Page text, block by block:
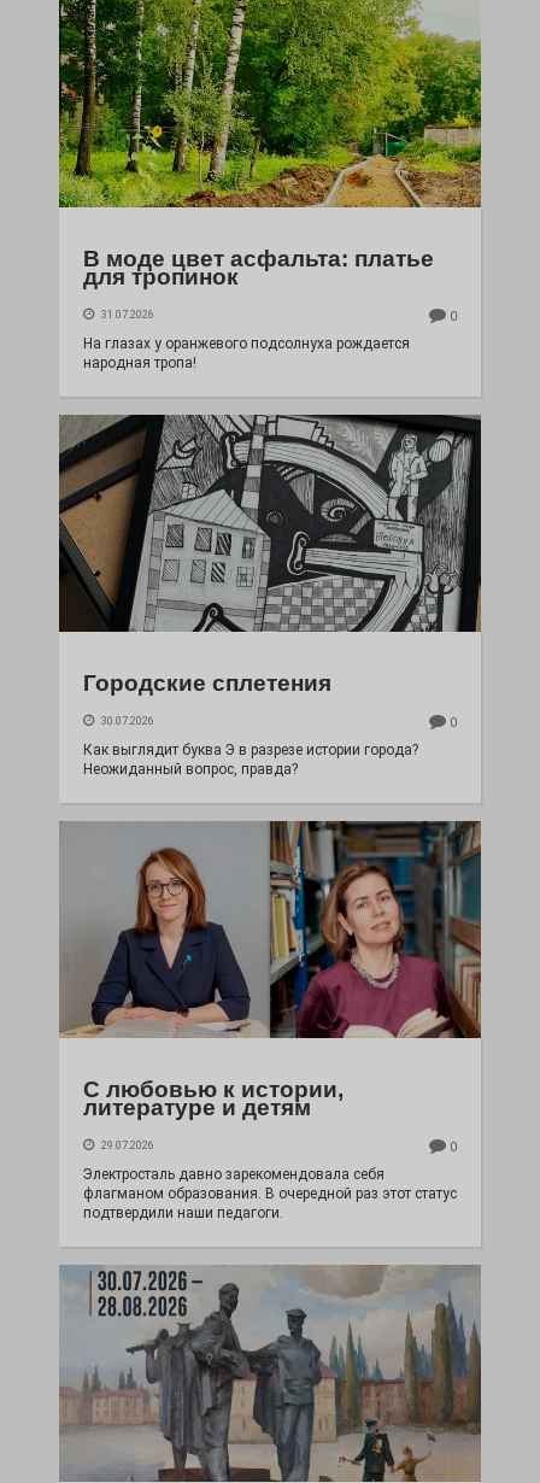
В моде цвет асфальта: платье
для тропинок
31.07.2026 0
На глазах у оранжевого подсолнуха рождается
народная тропа!
Городские сплетения
30.07.2026 0
Как выглядит буква Э в разрезе истории города?
Неожиданный вопрос, правда?
С любовью к истории,
литературе и детям
29.07.2026 0
Электросталь давно зарекомендовала себя
флагманом образования. В очередной раз этот статус
подтвердили наши педагоги.